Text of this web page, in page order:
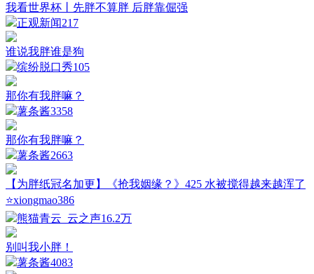
我看世界杯丨先胖不算胖 后胖靠倔强
正观新闻217
谁说我胖谁是狗
缤纷脱口秀105
那你有我胖嘛？
薯条酱3358
那你有我胖嘛？
薯条酱2663
【为胖纸冠名加更】《抢我姻缘？》425 水被搅得越来越浑了
⭐xiongmao386
熊猫青云_云之声16.2万
别叫我小胖！
薯条酱4083